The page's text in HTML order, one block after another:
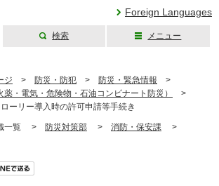
Foreign Languages
検索 メニュー
ジ > 防災・防犯 > 防災・緊急情報 >
・電気・危険物・石油コンビナート防災）
>
ーリー導入時の許可申請等手続き
一覧 > 防災対策部 > 消防・保安課 >